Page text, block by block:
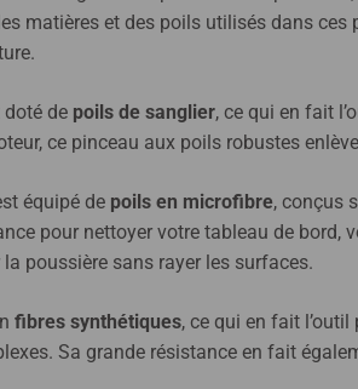
matières et des poils utilisés dans
doté de poils de sanglier, ce qui en fait
ce pinceau aux poils robustes
équipé de poils en microfibre, conçus
pour nettoyer votre tableau de
poussière sans rayer les surfaces.
fibres synthétiques, ce qui en fait
Sa grande résistance en fait